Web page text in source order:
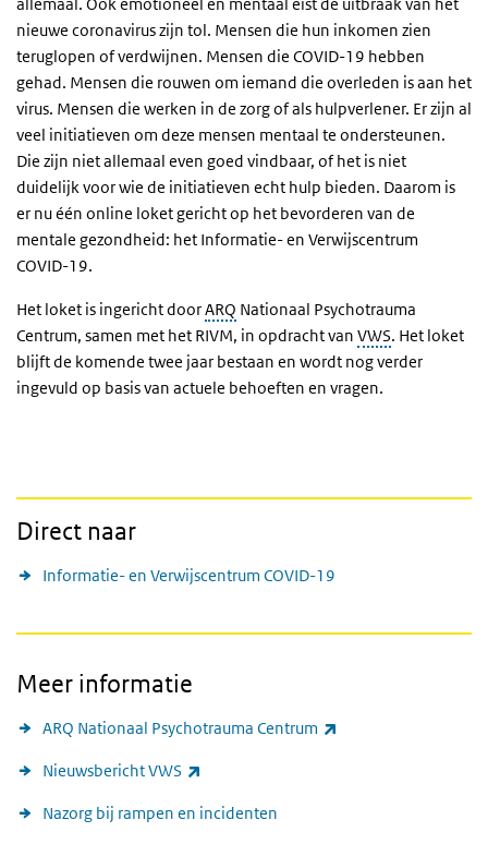
nieuwe coronavirus zijn tol. Mensen die hun inkomen zien
teruglopen of verdwijnen. Mensen die COVID-19 hebben
gehad. Mensen die rouwen om iemand die overleden is aan het
virus. Mensen die werken in de zorg of als hulpverlener. Er zijn al
veel initiatieven om deze mensen mentaal te ondersteunen.
Die zijn niet allemaal even goed vindbaar, of het is niet
duidelijk voor wie de initiatieven echt hulp bieden. Daarom is
er nu één online loket gericht op het bevorderen van de
mentale gezondheid: het Informatie- en Verwijscentrum
COVID-19.
Het loket is ingericht doorARQ Nationaal Psychotrauma
Centrum, samen met het RIVM, in opdracht van VWS. Het loket
blijft de komende twee jaar bestaan en wordt nog verder
ingevuld op basis van actuele behoeften en vragen.
Direct naar
Informatie- en Verwijscentrum COVID-19
Meer informatie
ARQ Nationaal Psychotrauma Centrum
Nieuwsbericht VWS
Nazorg bij rampen en incidenten